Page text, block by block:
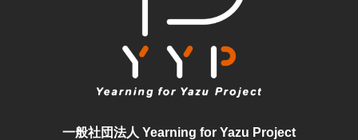
一般社団法人 Yearning for Yazu Project